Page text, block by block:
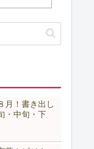
月！書き出し
・中旬・下